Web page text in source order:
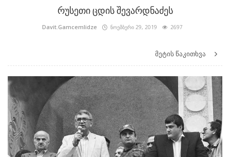
რუსეთი ცდის შევარდნაძეს
Davit.Gamcemlidze ნოემბერი 29, 2019 2697
მეტის წაკითხვა